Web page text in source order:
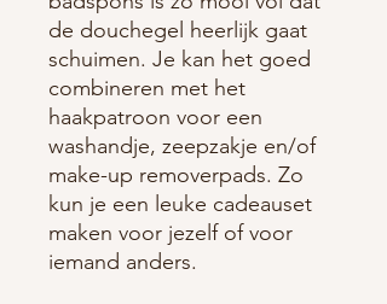
de douchegel heerlijk gaat
schuimen. Je kan het goed
combineren met het
haakpatroon voor een
washandje, zeepzakje en/of
make-up removerpads. Zo
kun je een leuke cadeauset
maken voor jezelf of voor
iemand anders.